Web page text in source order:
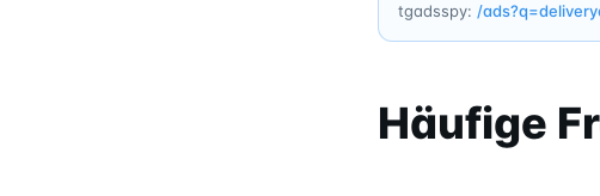
tgadsspy: /ads?q=
Häufige